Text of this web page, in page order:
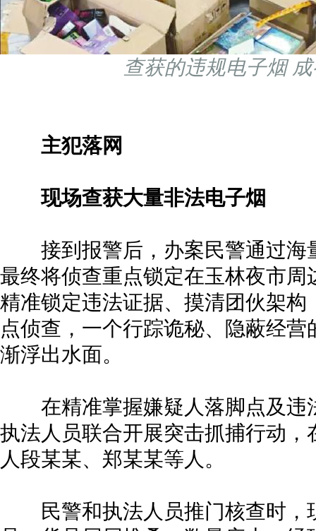
查获的违规电子烟
主犯落网
现场查获大量非法电子烟
接到报警后，办案民警通过海
最终将侦查重点锁定在玉林夜市
精准锁定违法证据、摸清团伙架
点侦查，一个行踪诡秘、隐蔽经
渐浮出水面。
在精准掌握嫌疑人落脚点及违
执法人员联合开展突击抓捕行动
人段某某、郑某某等人。
民警和执法人员推门核查时，